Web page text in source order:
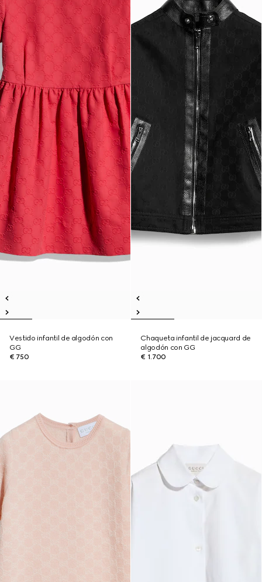
Vestido infantil de algodón con
GG
€ 750
Chaqueta infantil de jacquard de
algodón con GG
€ 1.700